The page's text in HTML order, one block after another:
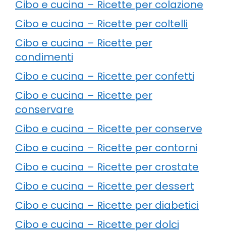
Cibo e cucina – Ricette per colazione
Cibo e cucina – Ricette per coltelli
Cibo e cucina – Ricette per
condimenti
Cibo e cucina – Ricette per confetti
Cibo e cucina – Ricette per
conservare
Cibo e cucina – Ricette per conserve
Cibo e cucina – Ricette per contorni
Cibo e cucina – Ricette per crostate
Cibo e cucina – Ricette per dessert
Cibo e cucina – Ricette per diabetici
Cibo e cucina – Ricette per dolci